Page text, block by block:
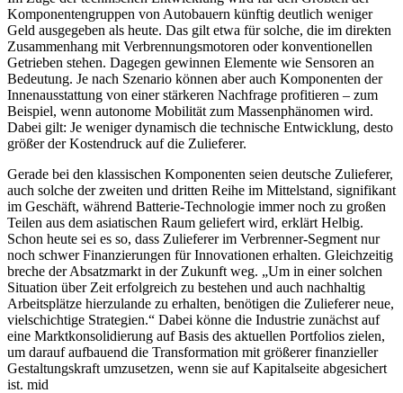
Komponentengruppen von Autobauern künftig deutlich weniger
Geld ausgegeben als heute. Das gilt etwa für solche, die im direkten
Zusammenhang mit Verbrennungsmotoren oder konventionellen
Getrieben stehen. Dagegen gewinnen Elemente wie Sensoren an
Bedeutung. Je nach Szenario können aber auch Komponenten der
Innenausstattung von einer stärkeren Nachfrage profitieren – zum
Beispiel, wenn autonome Mobilität zum Massenphänomen wird.
Dabei gilt: Je weniger dynamisch die technische Entwicklung, desto
größer der Kostendruck auf die Zulieferer.
Gerade bei den klassischen Komponenten seien deutsche Zulieferer,
auch solche der zweiten und dritten Reihe im Mittelstand, signifikant
im Geschäft, während Batterie-Technologie immer noch zu großen
Teilen aus dem asiatischen Raum geliefert wird, erklärt Helbig.
Schon heute sei es so, dass Zulieferer im Verbrenner-Segment nur
noch schwer Finanzierungen für Innovationen erhalten. Gleichzeitig
breche der Absatzmarkt in der Zukunft weg. „Um in einer solchen
Situation über Zeit erfolgreich zu bestehen und auch nachhaltig
Arbeitsplätze hierzulande zu erhalten, benötigen die Zulieferer neue,
vielschichtige Strategien.“ Dabei könne die Industrie zunächst auf
eine Marktkonsolidierung auf Basis des aktuellen Portfolios zielen,
um darauf aufbauend die Transformation mit größerer finanzieller
Gestaltungskraft umzusetzen, wenn sie auf Kapitalseite abgesichert
ist. mid